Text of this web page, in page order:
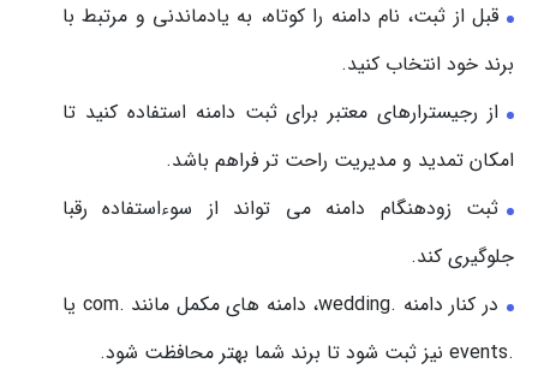
قبل از ثبت، نام دامنه را کوتاه، به یادماندنی و مرتبط با
برند خود انتخاب کنید.
از رجیسترارهای معتبر برای ثبت دامنه استفاده کنید تا
امکان تمدید و مدیریت راحت تر فراهم باشد.
ثبت زودهنگام دامنه می تواند از سوءاستفاده رقبا
جلوگیری کند.
در کنار دامنه .wedding، دامنه های مکمل مانند .com یا
.events نیز ثبت شود تا برند شما بهتر محافظت شود.